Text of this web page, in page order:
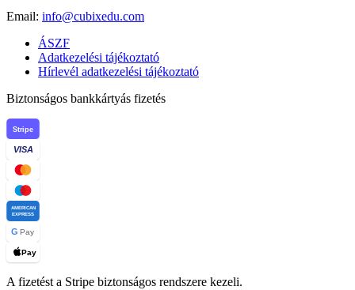
Email: info@cubixedu.com
ÁSZF
Adatkezelési tájékoztató
Hírlevél adatkezelési tájékoztató
Biztonságos bankkártyás fizetés
Stripe
VISA
AMERICAN
EXPRESS
G Pay
Pay
A fizetést a Stripe biztonságos rendszere kezeli.